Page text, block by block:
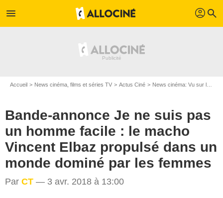
menu profil search
Accueil News cinéma, films et séries TV Actus Ciné News cinéma: Vu sur le web
Bande-annonce Je ne suis pas
un homme facile : le macho
Vincent Elbaz propulsé dans un
monde dominé par les femmes
Par CT — 3 avr. 2018 à 13:00